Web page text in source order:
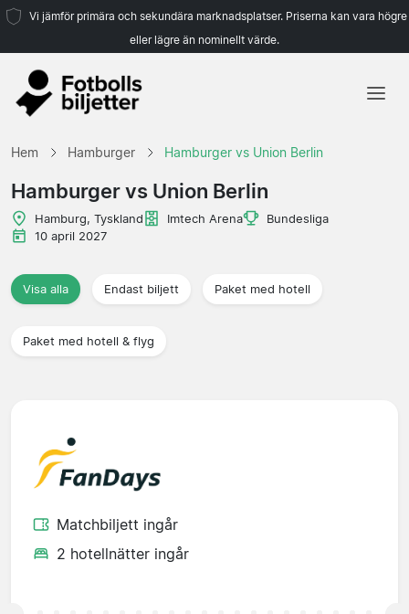
Vi jämför primära och sekundära marknadsplatser. Priserna kan vara högre
eller lägre än nominellt värde.
Hem Hamburger Hamburger vs Union Berlin
Hamburger vs Union Berlin
Hamburg, Tyskland Imtech Arena
Bundesliga
10 april 2027
Visa alla Endast biljett Paket med hotell
Paket med hotell & flyg
Matchbiljett ingår
2 hotellnätter ingår